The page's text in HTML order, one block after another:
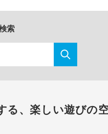
索
る、楽しい遊びの